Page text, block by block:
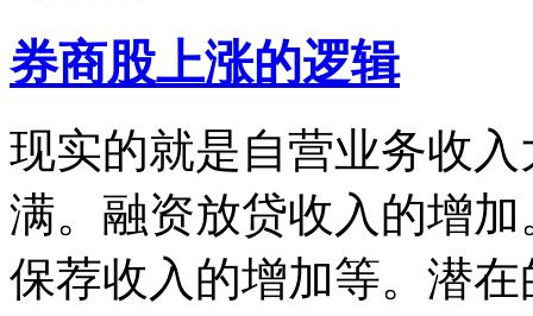
券商股上涨的逻辑
现实的就是自营业务收
满。融资放贷收入的增
保荐收入的增加等。潜